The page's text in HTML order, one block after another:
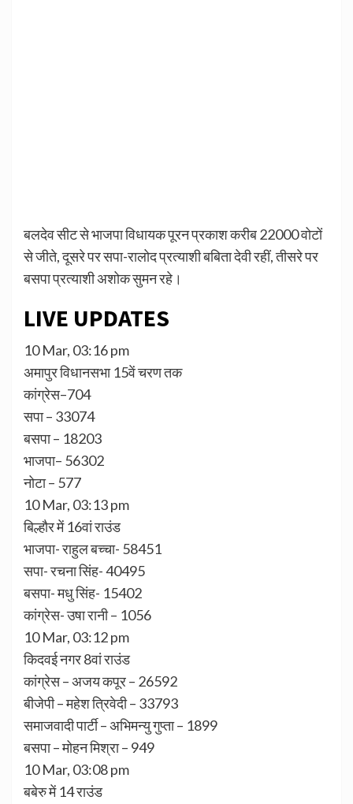
बलदेव सीट से भाजपा विधायक पूरन प्रकाश करीब 22000 वोटों
से जीते, दूसरे पर सपा-रालोद प्रत्याशी बबिता देवी रहीं, तीसरे पर
बसपा प्रत्याशी अशोक सुमन रहे।
LIVE UPDATES
10 Mar, 03:16 pm
अमापुर विधानसभा 15वें चरण तक
कांग्रेस–704
सपा – 33074
बसपा – 18203
भाजपा– 56302
नोटा – 577
10 Mar, 03:13 pm
बिल्हौर में 16वां राउंड
भाजपा- राहुल बच्चा- 58451
सपा- रचना सिंह- 40495
बसपा- मधु सिंह- 15402
कांग्रेस- उषा रानी – 1056
10 Mar, 03:12 pm
किदवई नगर 8वां राउंड
कांग्रेस – अजय कपूर – 26592
बीजेपी – महेश त्रिवेदी – 33793
समाजवादी पार्टी – अभिमन्यु गुप्ता – 1899
बसपा – मोहन मिश्रा – 949
10 Mar, 03:08 pm
बबेरु में 14 राउंड